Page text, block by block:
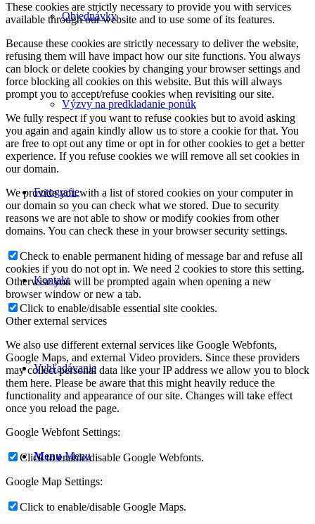
Objednávky
Výzvy na predkladanie ponúk
Fotografie
Kontakt
Vyhľadávanie
Menu Menu
These cookies are strictly necessary to provide you with services
available through our website and to use some of its features.
Because these cookies are strictly necessary to deliver the website,
refusing them will have impact how our site functions. You always
can block or delete cookies by changing your browser settings and
force blocking all cookies on this website. But this will always
prompt you to accept/refuse cookies when revisiting our site.
We fully respect if you want to refuse cookies but to avoid asking
you again and again kindly allow us to store a cookie for that. You
are free to opt out any time or opt in for other cookies to get a better
experience. If you refuse cookies we will remove all set cookies in
our domain.
We provide you with a list of stored cookies on your computer in
our domain so you can check what we stored. Due to security
reasons we are not able to show or modify cookies from other
domains. You can check these in your browser security settings.
Check to enable permanent hiding of message bar and refuse all
cookies if you do not opt in. We need 2 cookies to store this setting.
Otherwise you will be prompted again when opening a new
browser window or new a tab.
Click to enable/disable essential site cookies.
Other external services
We also use different external services like Google Webfonts,
Google Maps, and external Video providers. Since these providers
may collect personal data like your IP address we allow you to block
them here. Please be aware that this might heavily reduce the
functionality and appearance of our site. Changes will take effect
once you reload the page.
Google Webfont Settings:
Click to enable/disable Google Webfonts.
Google Map Settings:
Click to enable/disable Google Maps.